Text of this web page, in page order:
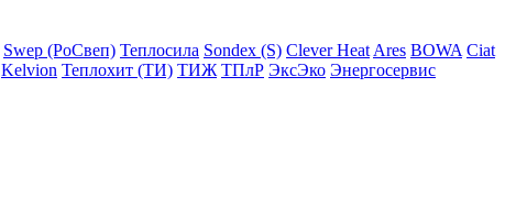
Swep (РоСвеп) Теплосила Sondex (S) Clever Heat Ares BOWA Ciat
Kelvion Теплохит (ТИ) ТИЖ ТПлР ЭксЭко Энергосервис